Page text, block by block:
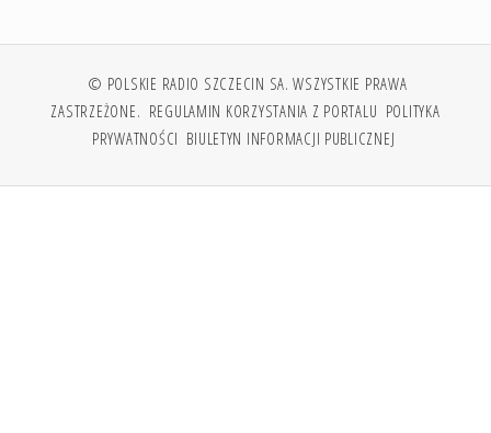
© POLSKIE RADIO SZCZECIN SA. WSZYSTKIE PRAWA
ZASTRZEŻONE. REGULAMIN KORZYSTANIA Z PORTALU POLITYKA
PRYWATNOŚCI BIULETYN INFORMACJI PUBLICZNEJ